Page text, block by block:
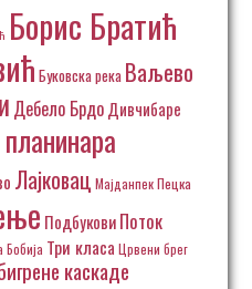
Борис Братић
Буковска река Ваљево
Дебело БрдоДивчибаре
Лајковац Мајданпек Пецка
ПодбуковиПоток
Бобија Три класа Црвени брег
каскаде